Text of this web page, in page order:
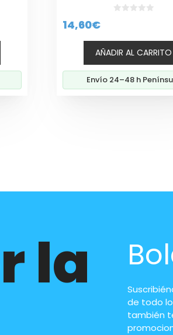
5
14,60€
AÑADIR AL CARRITO
Envío 24–48 h
la
de todo
también